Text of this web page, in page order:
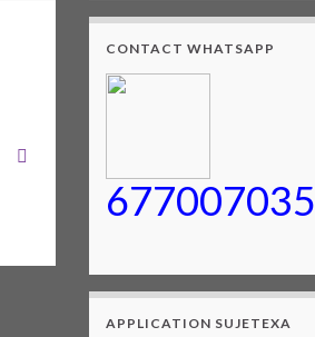
CONTACT WHATSAPP
677007035
APPLICATION SUJETEXA